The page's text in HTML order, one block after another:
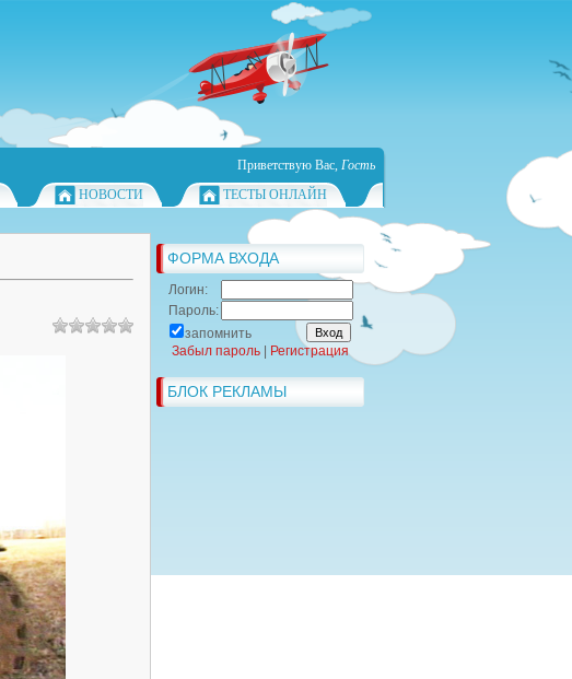
Приветствую Вас, Гость
НОВОСТИ
ТЕСТЫ ОНЛАЙН
ФОРМА ВХОДА
Логин:
Пароль:
запомнить
Забыл пароль
Регистрация
БЛОК РЕКЛАМЫ